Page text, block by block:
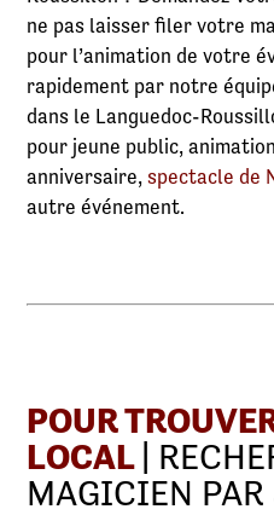
ne pas laisser filer votre
pour l’animation de votre
rapidement par notre
dans le Languedoc-
pour jeune public,
anniversaire,spectacle de
autre événement.
POUR
LOCAL |
MAGICIEN PAR